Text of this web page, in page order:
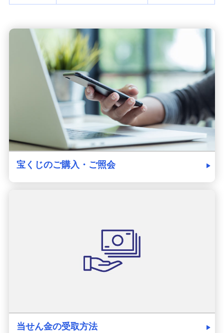
発売スケジュール
みずほ銀行について
宝くじのご購入・ご照会
当せん金の受取方法